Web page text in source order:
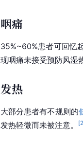
咽痛
35%~60%患者可回忆
现咽痛未接受预防风湿
发热
大部分患者有不规则的
发热轻微而未被注意。
[